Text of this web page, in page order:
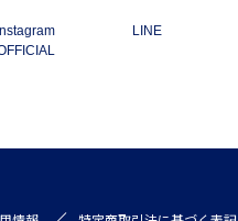
Instagram
LINE